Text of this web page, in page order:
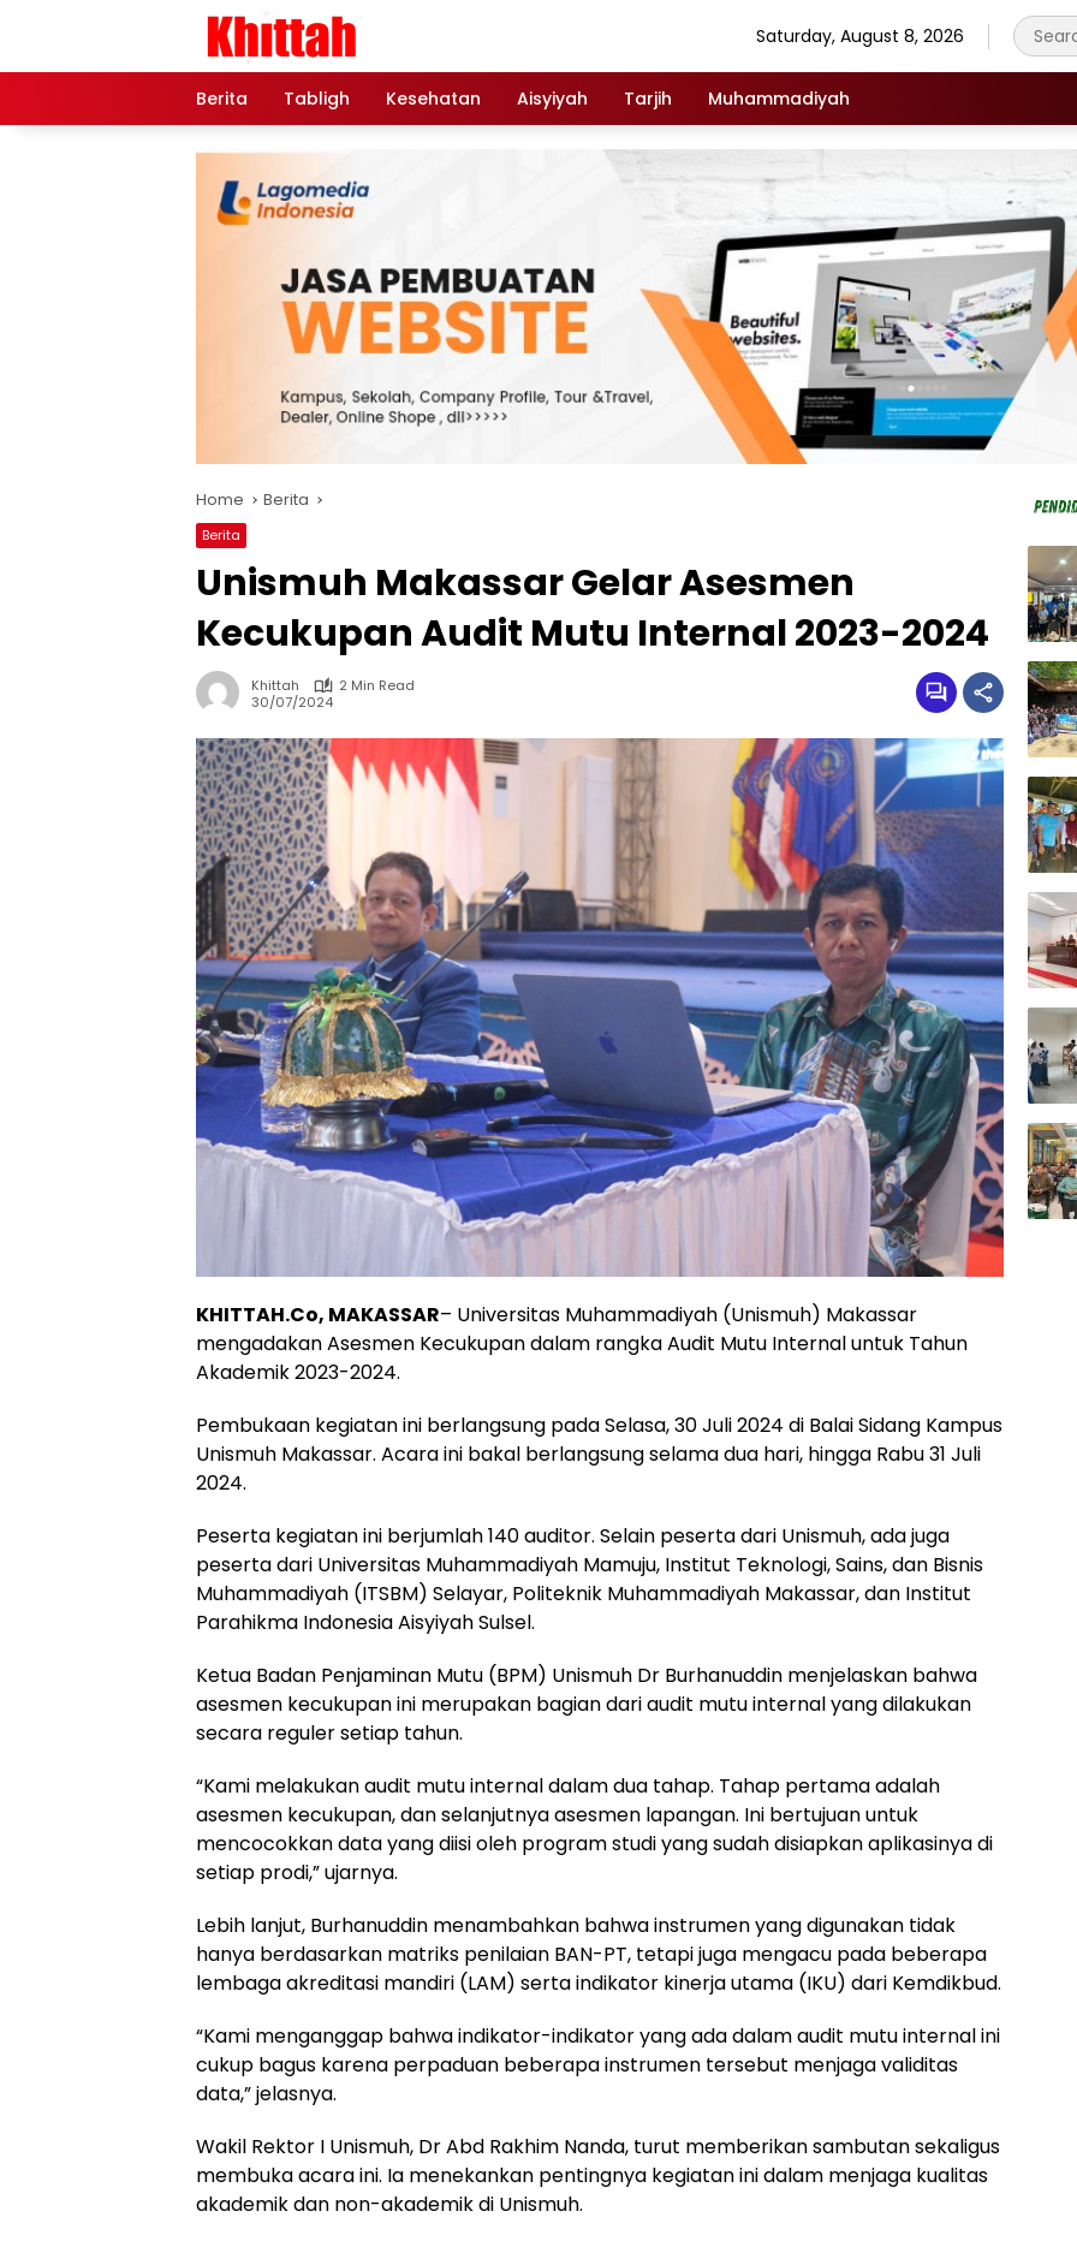
Saturday, August 8, 2026
Berita Tabligh Kesehatan Aisyiyah Tarjih Muhammadiyah
Home Berita
Berita
Unismuh Makassar Gelar Asesmen
Kecukupan Audit Mutu Internal 2023-2024
Khittah
2 Min Read
30/07/2024
KHITTAH.Co, MAKASSAR– Universitas Muhammadiyah (Unismuh) Makassar
mengadakan Asesmen Kecukupan dalam rangka Audit Mutu Internal untuk Tahun
Akademik 2023-2024.
Pembukaan kegiatan ini berlangsung pada Selasa, 30 Juli 2024 di Balai Sidang Kampus
Unismuh Makassar. Acara ini bakal berlangsung selama dua hari, hingga Rabu 31 Juli
2024.
Peserta kegiatan ini berjumlah 140 auditor. Selain peserta dari Unismuh, ada juga
peserta dari Universitas Muhammadiyah Mamuju, Institut Teknologi, Sains, dan Bisnis
Muhammadiyah (ITSBM) Selayar, Politeknik Muhammadiyah Makassar, dan Institut
Parahikma Indonesia Aisyiyah Sulsel.
Ketua Badan Penjaminan Mutu (BPM) Unismuh Dr Burhanuddin menjelaskan bahwa
asesmen kecukupan ini merupakan bagian dari audit mutu internal yang dilakukan
secara reguler setiap tahun.
“Kami melakukan audit mutu internal dalam dua tahap. Tahap pertama adalah
asesmen kecukupan, dan selanjutnya asesmen lapangan. Ini bertujuan untuk
mencocokkan data yang diisi oleh program studi yang sudah disiapkan aplikasinya di
setiap prodi,” ujarnya.
Lebih lanjut, Burhanuddin menambahkan bahwa instrumen yang digunakan tidak
hanya berdasarkan matriks penilaian BAN-PT, tetapi juga mengacu pada beberapa
lembaga akreditasi mandiri (LAM) serta indikator kinerja utama (IKU) dari Kemdikbud.
“Kami menganggap bahwa indikator-indikator yang ada dalam audit mutu internal ini
cukup bagus karena perpaduan beberapa instrumen tersebut menjaga validitas
data,” jelasnya.
Wakil Rektor I Unismuh, Dr Abd Rakhim Nanda, turut memberikan sambutan sekaligus
membuka acara ini. Ia menekankan pentingnya kegiatan ini dalam menjaga kualitas
akademik dan non-akademik di Unismuh.